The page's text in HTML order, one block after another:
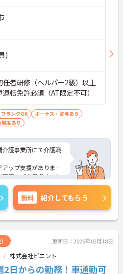
)
者研修（ヘルパー2級）以上
転免許必須（AT限定不可）
ブランクOK
ボーナス・賞与あり
度あり
介護事業所にて介護職
ップ支援があります
アップを目指すこと
イントなど、さらに
気軽にご相談くださ
無料 紹介してもらう
更新日：2026年02月18日
株式会社ビエント
2日からの勤務！車通勤可